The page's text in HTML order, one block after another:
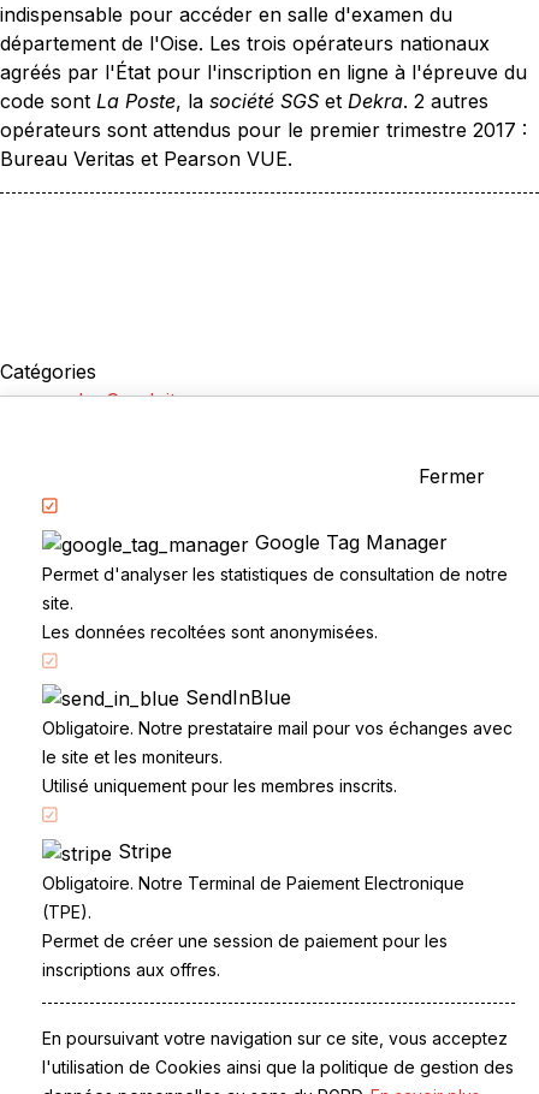
indispensable pour accéder en salle d'examen du
département de l'Oise. Les trois opérateurs nationaux
agréés par l'État pour l'inscription en ligne à l'épreuve du
code sont La Poste, la société SGS et Dekra. 2 autres
opérateurs sont attendus pour le premier trimestre 2017 :
Bureau Veritas et Pearson VUE.
Catégories
La Conduite
Accueil
Code de la route
Partenaires
CandidatLibre.net
Conditions générales
Contact
Le Permis
Examen du permis
La Conduite
Questions fréquentes
Réglementation
Fermer
Google Tag Manager
Permet d'analyser les statistiques de consultation de notre
site.
Les données recoltées sont anonymisées.
SendInBlue
Obligatoire. Notre prestataire mail pour vos échanges avec
le site et les moniteurs.
Utilisé uniquement pour les membres inscrits.
Stripe
Obligatoire. Notre Terminal de Paiement Electronique
(TPE).
Permet de créer une session de paiement pour les
inscriptions aux offres.
En poursuivant votre navigation sur ce site, vous acceptez
l'utilisation de Cookies ainsi que la politique de gestion des